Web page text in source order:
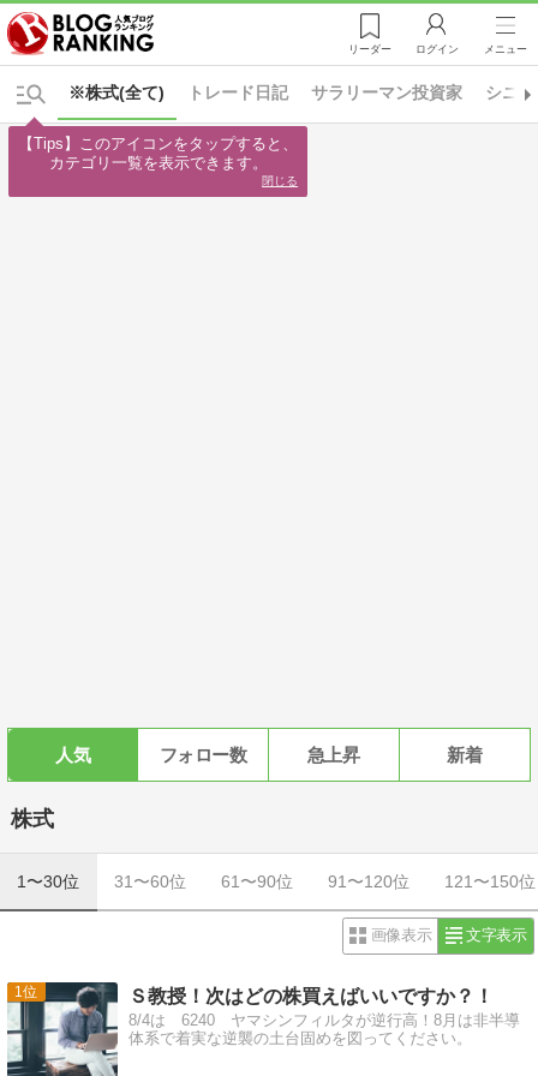
リーダー ログイン メニュー
※株式(全て) トレード日記 サラリーマン投資家 シニ
人気 フォロー数 急上昇 新着
株式
1〜30位 31〜60位 61〜90位 91〜120位 121〜150位
画像表示 文字表示
1 Ｓ教授！次はどの株買えばいいですか？！
8/4は 6240 ヤマシンフィルタが逆行高！8月は非半導
体系で着実な逆襲の土台固めを図ってください。
【Tips】このアイコンをタップすると、
カテゴリ一覧を表示できます。
閉じる